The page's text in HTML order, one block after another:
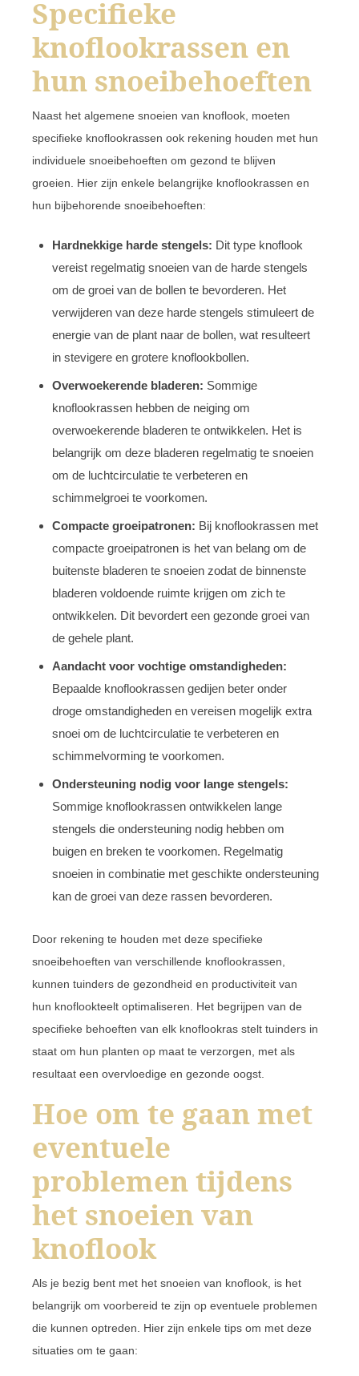
Specifieke
knoflookrassen en
hun snoeibehoeften
Naast het algemene snoeien van knoflook, moeten
specifieke knoflookrassen ook rekening houden met hun
individuele snoeibehoeften om gezond te blijven
groeien. Hier zijn enkele belangrijke knoflookrassen en
hun bijbehorende snoeibehoeften:
Hardnekkige harde stengels: Dit type knoflook
vereist regelmatig snoeien van de harde stengels
om de groei van de bollen te bevorderen. Het
verwijderen van deze harde stengels stimuleert de
energie van de plant naar de bollen, wat resulteert
in stevigere en grotere knoflookbollen.
Overwoekerende bladeren: Sommige
knoflookrassen hebben de neiging om
overwoekerende bladeren te ontwikkelen. Het is
belangrijk om deze bladeren regelmatig te snoeien
om de luchtcirculatie te verbeteren en
schimmelgroei te voorkomen.
Compacte groeipatronen: Bij knoflookrassen met
compacte groeipatronen is het van belang om de
buitenste bladeren te snoeien zodat de binnenste
bladeren voldoende ruimte krijgen om zich te
ontwikkelen. Dit bevordert een gezonde groei van
de gehele plant.
Aandacht voor vochtige omstandigheden:
Bepaalde knoflookrassen gedijen beter onder
droge omstandigheden en vereisen mogelijk extra
snoei om de luchtcirculatie te verbeteren en
schimmelvorming te voorkomen.
Ondersteuning nodig voor lange stengels:
Sommige knoflookrassen ontwikkelen lange
stengels die ondersteuning nodig hebben om
buigen en breken te voorkomen. Regelmatig
snoeien in combinatie met geschikte ondersteuning
kan de groei van deze rassen bevorderen.
Door rekening te houden met deze specifieke
snoeibehoeften van verschillende knoflookrassen,
kunnen tuinders de gezondheid en productiviteit van
hun knoflookteelt optimaliseren. Het begrijpen van de
specifieke behoeften van elk knoflookras stelt tuinders in
staat om hun planten op maat te verzorgen, met als
resultaat een overvloedige en gezonde oogst.
Hoe om te gaan met
eventuele
problemen tijdens
het snoeien van
knoflook
Als je bezig bent met het snoeien van knoflook, is het
belangrijk om voorbereid te zijn op eventuele problemen
die kunnen optreden. Hier zijn enkele tips om met deze
situaties om te gaan: